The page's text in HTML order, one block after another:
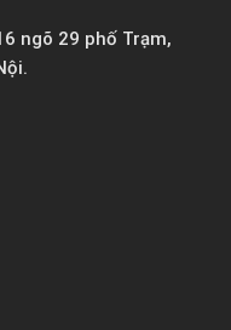
ngõ 29 phố Trạm,